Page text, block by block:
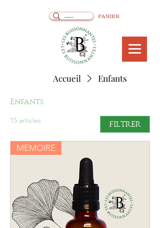
PANIER
Accueil Enfants
Enfants
15 articles FILTRER
MEMOIRE